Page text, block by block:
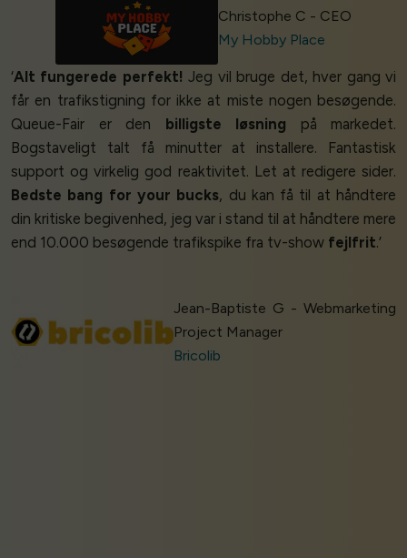
Christophe C - CEO
My Hobby Place
‘Alt fungerede perfekt! Jeg vil bruge det, hver gang vi
får en trafikstigning for ikke at miste nogen besøgende.
Queue-Fair er den billigste løsning på markedet.
Bogstaveligt talt få minutter at installere. Fantastisk
support og virkelig god reaktivitet. Let at redigere sider.
Bedste bang for your bucks, du kan få til at håndtere
din kritiske begivenhed, jeg var i stand til at håndtere mere
end 10.000 besøgende trafikspike fra tv-show fejlfrit.’
Jean-Baptiste G - Webmarketing
Project Manager
Bricolib